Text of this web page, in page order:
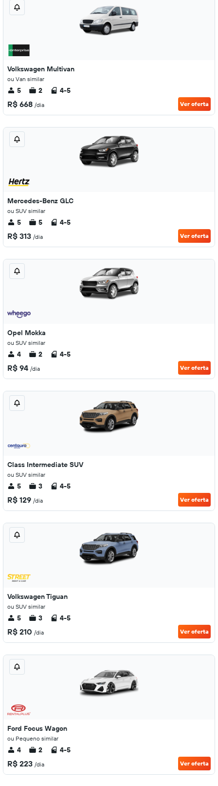
Volkswagen Multivan
ou Van similar
5 2 4-5
R$ 668 /dia Ver oferta
Mercedes-Benz GLC
ou SUV similar
5 5 4-5
R$ 313 /dia Ver oferta
Opel Mokka
ou SUV similar
4 2 4-5
R$ 94 /dia Ver oferta
Class Intermediate SUV
ou SUV similar
5 3 4-5
R$ 129 /dia Ver oferta
Volkswagen Tiguan
ou SUV similar
5 3 4-5
R$ 210 /dia Ver oferta
Ford Focus Wagon
ou Pequeno similar
4 2 4-5
R$ 223 /dia Ver oferta